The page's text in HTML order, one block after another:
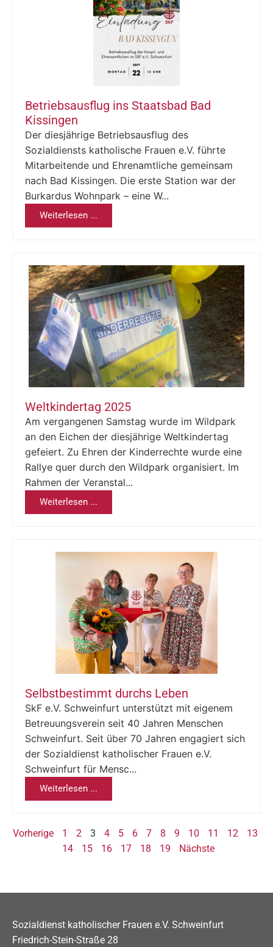
Betriebsausflug ins Staatsbad Bad
Kissingen
Der diesjährige Betriebsausflug des
Sozialdiensts katholische Frauen e.V. führte
Mitarbeitende und Ehrenamtliche gemeinsam
nach Bad Kissingen. Die erste Station war der
Burkardus Wohnpark – eine W...
Weiterlesen ...
Weltkindertag 2025
Am vergangenen Samstag wurde im Wildpark
an den Eichen der diesjährige Weltkindertag
gefeiert. Zu Ehren der Kinderrechte wurde eine
Rallye quer durch den Wildpark organisiert. Im
Rahmen der Veranstal...
Weiterlesen ...
Selbstbestimmt durchs Leben
SkF e.V. Schweinfurt unterstützt mit eigenem
Betreuungsverein seit 40 Jahren Menschen
Schweinfurt. Seit über 70 Jahren engagiert sich
der Sozialdienst katholischer Frauen e.V.
Schweinfurt für Mensc...
Weiterlesen ...
Vorherige 1 2 3 4 5 6 7 8 9 10 11 12
13
14
15 16 17 18 19 Nächste
Sozialdienst katholischer Frauen e.V. Schweinfurt
Friedrich-Stein-Straße 28